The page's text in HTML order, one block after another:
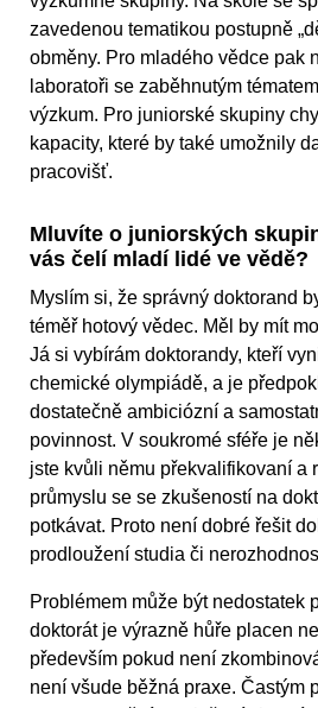
zavedenou tematikou postupně
obměny. Pro mladého vědce pak
laboratoři se zaběhnutým
výzkum. Pro juniorské skupiny
kapacity, které by také umožnily
pracovišť.
Mluvíte o juniorských
vás čelí mladí lidé ve vědě?
Myslím si, že správný doktorand
téměř hotový vědec. Měl by mít
Já si vybírám doktorandy, kteří
chemické olympiádě, a je
dostatečně ambiciózní a
povinnost. V soukromé sféře je
jste kvůli němu překvalifikovaní a
průmyslu se se zkušeností na
potkávat. Proto není dobré řešit
prodloužení studia či
Problémem může být nedostatek
doktorát je výrazně hůře placen
především pokud není
není všude běžná praxe. Častým